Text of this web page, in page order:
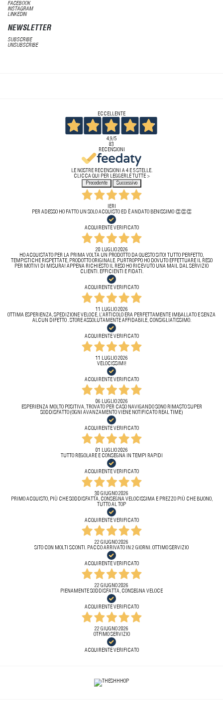
FACEBOOK
INSTAGRAM
LINKEDIN
NEWSLETTER
SUBSCRIBE
UNSUBSCRIBE
ECCELLENTE
4,9/5
83
RECENSIONI
LE NOSTRE RECENSIONI A 4 E 5 STELLE.
CLICCA QUI PER LEGGERLE TUTTE >
Precedente
Successivo
IERI
PER ADESSO HO FATTO UN SOLO ACQUISTO ED È ANDATO BENISSIMO 👏👏👏
ACQUIRENTE VERIFICATO
20 LUGLIO 2026
HO ACQUISTATO PER LA PRIMA VOLTA UN PRODOTTO DA QUESTO SITO! TUTTO PERFETTO,
TEMPISTICHE RISPETTATE, PRODOTTO ORIGINALE. PURTROPPO HO DOVUTO EFFETTUARE IL RESO
PER MOTIVI DI MISURA! APPENA RICHIESTO IL RESO HO RICEVUTO UNA MAIL DAL SERVIZIO
CLIENTI. EFFICIENTI E FIDATI.
ACQUIRENTE VERIFICATO
11 LUGLIO 2026
OTTIMA ESPERIENZA, SPEDIZIONE VELOCE, L’ARTICOLO ERA PERFETTAMENTE IMBALLATO E SENZA
ALCUN DIFETTO . STORE ASSOLUTAMENTE AFFIDABILE, CONSIGLIATISSIMO.
ACQUIRENTE VERIFICATO
11 LUGLIO 2026
VELOCISSIMI!
ACQUIRENTE VERIFICATO
06 LUGLIO 2026
ESPERIENZA MOLTO POSITIVA, TROVATO PER CASO NAVIGANDO SONO RIMASTO SUPER
SODDISFATTO (OGNI AVANZAMENTO VIENE NOTIFICATO REAL TIME)
ACQUIRENTE VERIFICATO
01 LUGLIO 2026
TUTTO REGOLARE E CONSEGNA IN TEMPI RAPIDI
ACQUIRENTE VERIFICATO
30 GIUGNO 2026
PRIMO ACQUISTO, PIÙ CHE SODDISFATTA, CONSEGNA VELOCISSIMA E PREZZO PIÙ CHE BUONO,
TUTTO AL TOP
ACQUIRENTE VERIFICATO
22 GIUGNO 2026
SITO CON MOLTI SCONTI. PACCO ARRIVATO IN 2 GIORNI. OTTIMO SERVIZIO
ACQUIRENTE VERIFICATO
22 GIUGNO 2026
PIENAMENTE SODDISFATTA, CONSEGNA VELOCE
ACQUIRENTE VERIFICATO
22 GIUGNO 2026
OTFIMO SERVIZIO
ACQUIRENTE VERIFICATO